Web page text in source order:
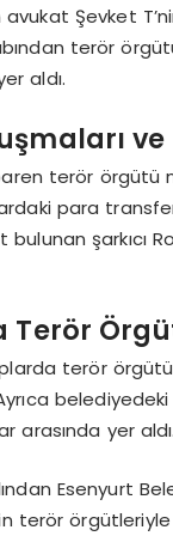
Şevket
terör
aldı.
terör
para
bulunan şarkıcı
Terör
terör
Ayrıca
arasında yer aldı.
Esenyurt
terör